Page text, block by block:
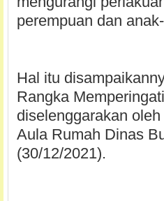
perempuan dan
Hal itu
Rangka
diselenggarakan
Aula Rumah Dinas
(30/12/2021).